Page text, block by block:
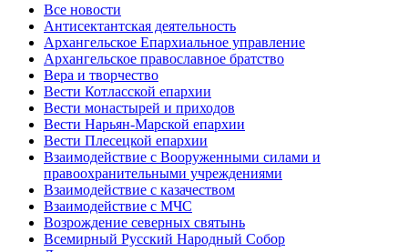
Все новости
Антисектантская деятельность
Архангельское Епархиальное управление
Архангельское православное братство
Вера и творчество
Вести Котласской епархии
Вести монастырей и приходов
Вести Нарьян-Марской епархии
Вести Плесецкой епархии
Взаимодействие с Вооруженными силами и
правоохранительными учреждениями
Взаимодействие с казачеством
Взаимодействие с МЧС
Возрождение северных святынь
Всемирный Русский Народный Собор